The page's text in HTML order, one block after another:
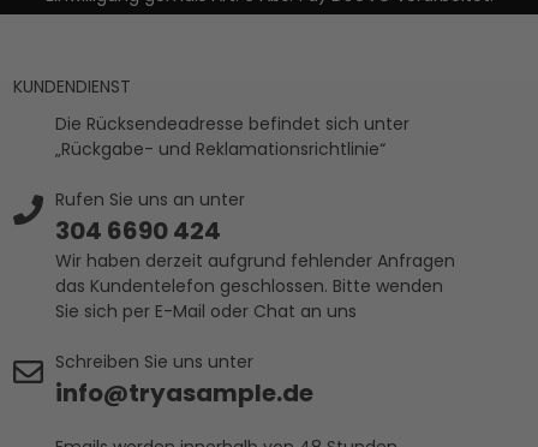
KUNDENDIENST
Die Rücksendeadresse befindet sich unter
„Rückgabe- und Reklamationsrichtlinie“
Rufen Sie uns an unter
304 6690 424
Wir haben derzeit aufgrund fehlender Anfragen
das Kundentelefon geschlossen. Bitte wenden
Sie sich per E-Mail oder Chat an uns
Schreiben Sie uns unter
info@tryasample.de